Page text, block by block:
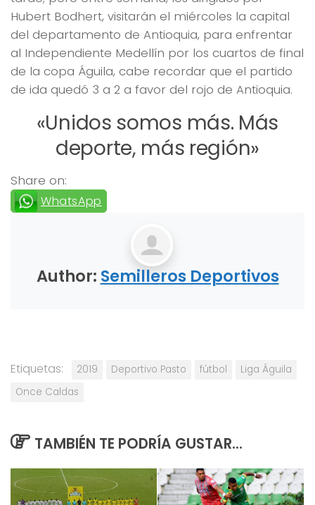
Hubert Bodhert, visitarán el miércoles la capital
del departamento de Antioquia, para enfrentar
al Independiente Medellín por los cuartos de final
de la copa Águila, cabe recordar que el partido
de ida quedó 3 a 2 a favor del rojo de Antioquia.
«Unidos somos más. Más
deporte, más región»
Share on:
WhatsApp
Author: Semilleros Deportivos
Etiquetas: 2019 Deportivo Pasto fútbol
Liga Águila
Once Caldas
TAMBIÉN TE PODRÍA GUSTAR...